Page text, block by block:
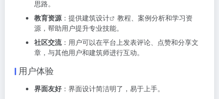
思路。
教育资源：提供建筑设计
教程、案例分析和学习资
源，帮助用户提升专业技能。
社区交流：用户可以在平台上发表评论、点赞和分享文
章，与其他用户和建筑师进行互动。
用户体验
界面友好 ：界面设计简洁明了，易于上手。